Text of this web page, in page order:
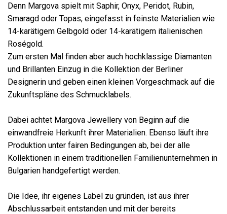
Denn Margova spielt mit Saphir, Onyx, Peridot, Rubin,
Smaragd oder Topas, eingefasst in feinste Materialien wie
14-karätigem Gelbgold oder 14-karätigem italienischen
Roségold.
Zum ersten Mal finden aber auch hochklassige Diamanten
und Brillanten Einzug in die Kollektion der Berliner
Designerin und geben einen kleinen Vorgeschmack auf die
Zukunftspläne des Schmucklabels.
Dabei achtet Margova Jewellery von Beginn auf die
einwandfreie Herkunft ihrer Materialien. Ebenso läuft ihre
Produktion unter fairen Bedingungen ab, bei der alle
Kollektionen in einem traditionellen Familienunternehmen in
Bulgarien handgefertigt werden.
Die Idee, ihr eigenes Label zu gründen, ist aus ihrer
Abschlussarbeit entstanden und mit der bereits